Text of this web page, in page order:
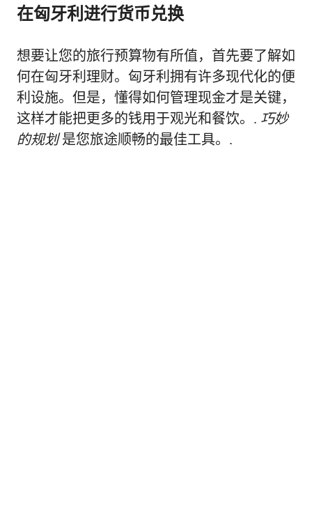
在匈牙利进行货币兑换
想要让您的旅行预算物有所值，首先要了解如
何在匈牙利理财。匈牙利拥有许多现代化的便
利设施。但是，懂得如何管理现金才是关键，
这样才能把更多的钱用于观光和餐饮。. 巧妙
的规划是您旅途顺畅的最佳工具。.